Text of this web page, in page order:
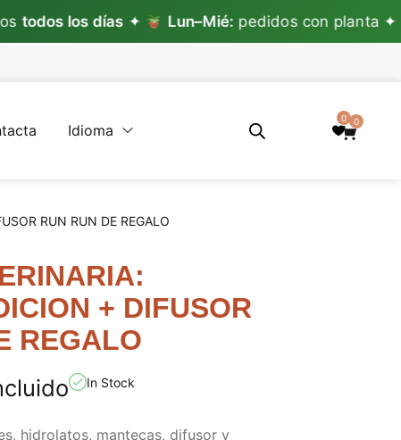
los días✦ Lun–Mié:pedidos con planta ✦
Idioma
0 0
RUN RUN DE REGALO
+ DIFUSOR
REGALO
In Stock
hidrolatos, mantecas, difusor y